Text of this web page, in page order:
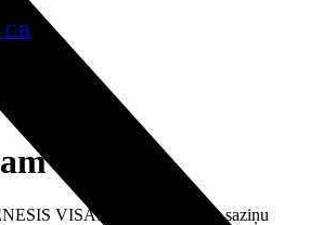
GB
VISAM ar neierobežotu saziņu